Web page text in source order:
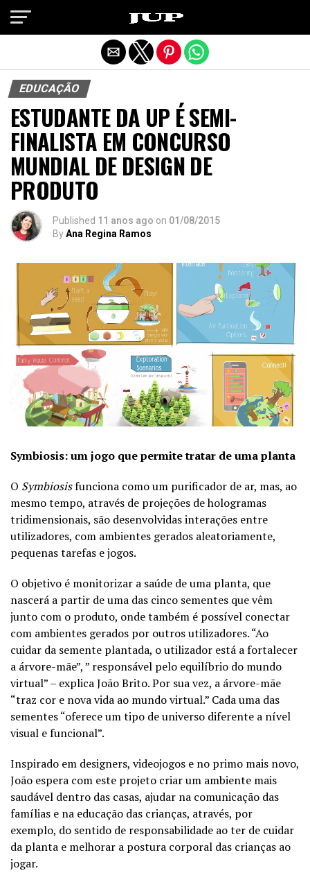
EDUCAÇÃO
ESTUDANTE DA UP É SEMI-
FINALISTA EM CONCURSO
MUNDIAL DE DESIGN DE
PRODUTO
Published 11 anos ago on 01/08/2015
ByAna Regina Ramos
Symbiosis: um jogo que permite tratar de uma planta
O Symbiosisfunciona como um purificador de ar, mas, ao
mesmo tempo, através de projeções de hologramas
tridimensionais, são desenvolvidas interações entre
utilizadores, com ambientes gerados aleatoriamente,
pequenas tarefas e jogos.
O objetivo é monitorizar a saúde de uma planta, que
nascerá a partir de uma das cinco sementes que vêm
junto com o produto, onde também é possível conectar
com ambientes gerados por outros utilizadores. “Ao
cuidar da semente plantada, o utilizador está a fortalecer
a árvore-mãe”, ” responsável pelo equilíbrio do mundo
virtual” – explica João Brito. Por sua vez, a árvore-mãe
“traz cor e nova vida ao mundo virtual.” Cada uma das
sementes “oferece um tipo de universo diferente a nível
visual e funcional”.
Inspirado em designers, videojogos e no primo mais novo,
João espera com este projeto criar um ambiente mais
saudável dentro das casas, ajudar na comunicação das
famílias e na educação das crianças, através, por
exemplo, do sentido de responsabilidade ao ter de cuidar
da planta e melhorar a postura corporal das crianças ao
jogar.
Exit mobile version